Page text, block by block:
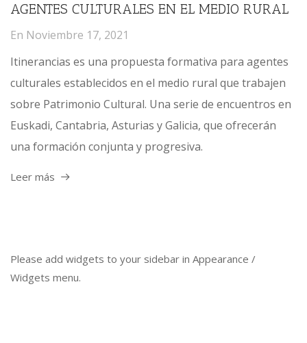
AGENTES CULTURALES EN EL MEDIO RURAL
En Noviembre 17, 2021
Itinerancias es una propuesta formativa para agentes
culturales establecidos en el medio rural que trabajen
sobre Patrimonio Cultural. Una serie de encuentros en
Euskadi, Cantabria, Asturias y Galicia, que ofrecerán
una formación conjunta y progresiva.
Leer más
Please add widgets to your sidebar in Appearance /
Widgets menu.